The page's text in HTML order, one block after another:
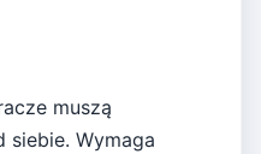
muszą
siebie. Wymaga